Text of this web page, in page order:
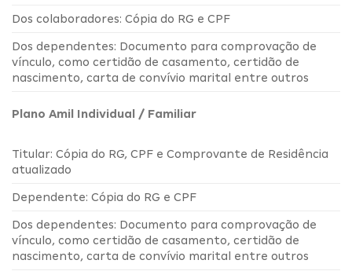
Dos colaboradores: Cópia do RG e CPF
Dos dependentes: Documento para comprovação de
vínculo, como certidão de casamento, certidão de
nascimento, carta de convívio marital entre outros
Plano Amil Individual / Familiar
Titular: Cópia do RG, CPF e Comprovante de Residência
atualizado
Dependente: Cópia do RG e CPF
Dos dependentes: Documento para comprovação de
vínculo, como certidão de casamento, certidão de
nascimento, carta de convívio marital entre outros